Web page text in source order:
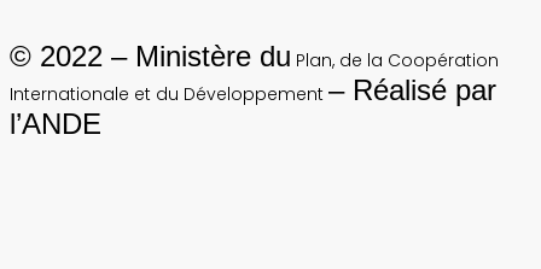
© 2022 – Ministère du Plan, de la Coopération
Internationale et du Développement – Réalisé par
l’ANDE